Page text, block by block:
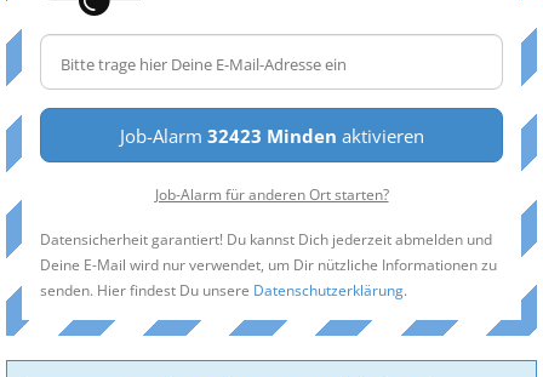
Job-Alarm 32423 Minden aktivieren
Job-Alarm für anderen Ort starten?
Datensicherheit garantiert! Du kannst Dich jederzeit abmelden und
Deine E-Mail wird nur verwendet, um Dir nützliche Informationen zu
senden. Hier findest Du unsere Datenschutzerklärung.